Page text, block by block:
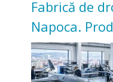
Fabrică de
Napoca.
înceapă în